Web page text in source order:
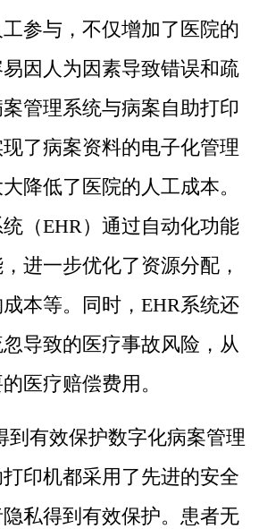
参与，不仅增加了医院的
因人为因素导致错误和疏
管理系统与病案自助打印
了病案资料的电子化管理
降低了医院的人工成本。
（EHR）通过自动化功能
进一步优化了资源分配，
本等。同时，EHR系统还
导致的医疗事故风险，从
医疗赔偿费用。
有效保护数字化病案管理
印机都采用了先进的安全
私得到有效保护。患者无